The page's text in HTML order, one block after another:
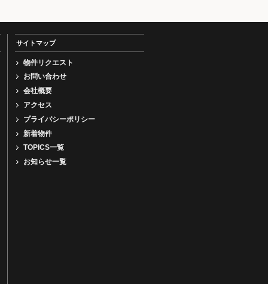
サイトマップ
物件リクエスト
お問い合わせ
会社概要
アクセス
プライバシーポリシー
新着物件
TOPICS一覧
お知らせ一覧